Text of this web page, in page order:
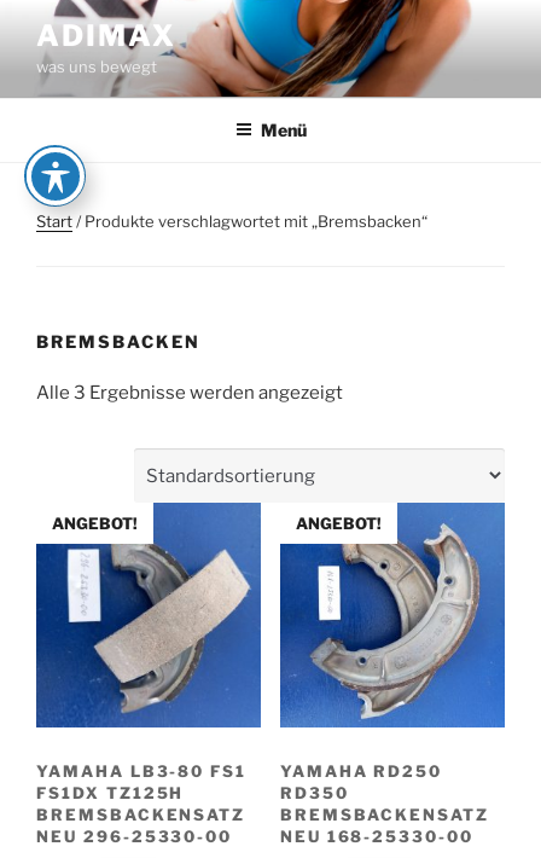
Inhalt
springen
ADIMAX
was uns bewegt
Menü
Start/ Produkte verschlagwortet mit „Bremsbacken“
BREMSBACKEN
Alle 3 Ergebnisse werden angezeigt
ANGEBOT!
YAMAHA LB3-80 FS1
FS1DX TZ125H
BREMSBACKENSATZ
NEU 296-25330-00
ANGEBOT!
YAMAHA RD250
RD350
BREMSBACKENSATZ
NEU 168-25330-00